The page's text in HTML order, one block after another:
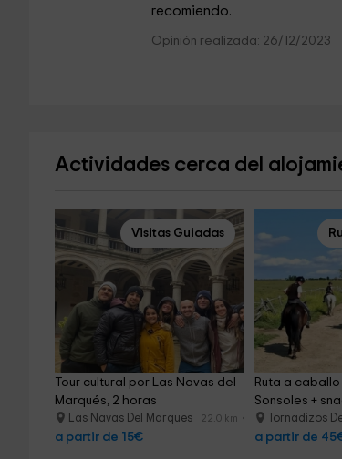
recomiendo.
Opinión realizada: 26/12/2023
Actividades cerca del
Visitas Guiadas
Tour cultural por Las Navas del
Marqués, 2 horas
Las Navas Del Marques 22.0 km
a partir de 15€
Ruta a
Sonsoles +
Tornadizos
a partir de